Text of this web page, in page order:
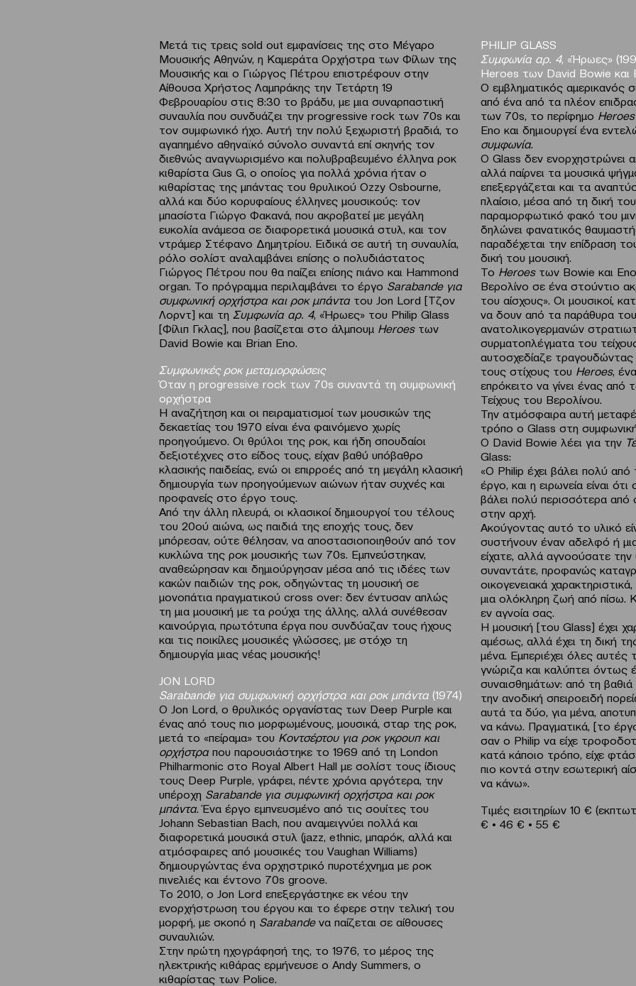
Μετά τις τρεις sold out εμφανίσεις της στο Μέγαρο
Μουσικής Αθηνών, η Καμεράτα Ορχήστρα των Φίλων της
Μουσικής και ο Γιώργος Πέτρου επιστρέφουν στην
Αίθουσα Χρήστος Λαμπράκης την Τετάρτη 19
Φεβρουαρίου στις 8:30 το βράδυ, με μια συναρπαστική
συναυλία που συνδυάζει την progressive rock των 70s και
τον συμφωνικό ήχο. Αυτή την πολύ ξεχωριστή βραδιά, το
αγαπημένο αθηναϊκό σύνολο συναντά επί σκηνής τον
διεθνώς αναγνωρισμένο και πολυβραβευμένο έλληνα ροκ
κιθαρίστα Gus G, ο οποίος για πολλά χρόνια ήταν ο
κιθαρίστας της μπάντας του θρυλικού Ozzy Osbourne,
αλλά και δύο κορυφαίους έλληνες μουσικούς: τον
μπασίστα Γιώργο Φακανά, που ακροβατεί με μεγάλη
ευκολία ανάμεσα σε διαφορετικά μουσικά στυλ, και τον
ντράμερ Στέφανο Δημητρίου. Ειδικά σε αυτή τη συναυλία,
ρόλο σολίστ αναλαμβάνει επίσης ο πολυδιάστατος
Γιώργος Πέτρου που θα παίζει επίσης πιάνο και Hammond
organ. Το πρόγραμμα περιλαμβάνει το έργο Sarabande για
συμφωνική ορχήστρα και ροκ μπάντα του Jon Lord [Τζον
Λορντ] και τη Συμφωνία αρ. 4, «Ήρωες» του Philip Glass
[Φίλιπ Γκλας], που βασίζεται στο άλμπουμ Heroesτων
David Bowie και Brian Eno.
Συμφωνικές ροκ μεταμορφώσεις
Όταν η progressive rock των 70s συναντά τη συμφωνική
ορχήστρα
Η αναζήτηση και οι πειραματισμοί των μουσικών της
δεκαετίας του 1970 είναι ένα φαινόμενο χωρίς
προηγούμενο. Οι θρύλοι της ροκ, και ήδη σπουδαίοι
δεξιοτέχνες στο είδος τους, είχαν βαθύ υπόβαθρο
κλασικής παιδείας, ενώ οι επιρροές από τη μεγάλη κλασική
δημιουργία των προηγούμενων αιώνων ήταν συχνές και
προφανείς στο έργο τους.
Από την άλλη πλευρά, οι κλασικοί δημιουργοί του τέλους
του 20ού αιώνα, ως παιδιά της εποχής τους, δεν
μπόρεσαν, ούτε θέλησαν, να αποστασιοποιηθούν από τον
κυκλώνα της ροκ μουσικής των 70s. Εμπνεύστηκαν,
αναθεώρησαν και δημιούργησαν μέσα από τις ιδέες των
κακών παιδιών της ροκ, οδηγώντας τη μουσική σε
μονοπάτια πραγματικού cross over: δεν έντυσαν απλώς
τη μια μουσική με τα ρούχα της άλλης, αλλά συνέθεσαν
καινούργια, πρωτότυπα έργα που συνδύαζαν τους ήχους
και τις ποικίλες μουσικές γλώσσες, με στόχο τη
δημιουργία μιας νέας μουσικής!
JON LORD
Sarabande για συμφωνική ορχήστρα και ροκ μπάντα (1974)
Ο Jon Lord, ο θρυλικός οργανίστας των Deep Purple και
ένας από τους πιο μορφωμένους, μουσικά, σταρ της ροκ,
μετά το «πείραμα» του Κοντσέρτου για ροκ γκρουπ και
ορχήστρα που παρουσιάστηκε το 1969 από τη London
Philharmonic στο Royal Albert Hall με σολίστ τους ίδιους
τους Deep Purple, γράφει, πέντε χρόνια αργότερα, την
υπέροχη Sarabandeγια συμφωνική ορχήστρα και ροκ
μπάντα . Ένα έργο εμπνευσμένο από τις σουίτες του
Johann Sebastian Bach, που αναμειγνύει πολλά και
διαφορετικά μουσικά στυλ (jazz, ethnic, μπαρόκ, αλλά και
ατμόσφαιρες από μουσικές του Vaughan Williams)
δημιουργώντας ένα ορχηστρικό πυροτέχνημα με ροκ
πινελιές και έντονο 70s groove.
Το 2010, ο Jon Lord επεξεργάστηκε εκ νέου την
ενορχήστρωση του έργου και το έφερε στην τελική του
μορφή, με σκοπό η Sarabandeνα παίζεται σε αίθουσες
συναυλιών.
Στην πρώτη ηχογράφησή της, το 1976, το μέρος της
ηλεκτρικής κιθάρας ερμήνευσε ο Andy Summers, ο
κιθαρίστας των Police.
PHILIP GLASS
Συμφωνία αρ. 4, «Ήρωες»
Heroes των David Bowie και
Ο εμβληματικός αμερικανός
από ένα από τα πλέον
των 70s, το περίφημο Heroes
Eno και δημιουργεί ένα
συμφωνία
Ο Glass δεν ενορχηστρώνει
αλλά παίρνει τα μουσικά
επεξεργάζεται και τα
πλαίσιο, μέσα από τη δική
παραμορφωτικό φακό του
δηλώνει φανατικός
παραδέχεται την επίδραση
δική του μουσική.
Το Heroesτων Bowie και
Βερολίνο σε ένα στούντιο
του αίσχους». Οι μουσικοί,
να δουν από τα παράθυρα
ανατολικογερμανών
συρματοπλέγματα του
αυτοσχεδίαζε
τους στίχους του Heroes,
επρόκειτο να γίνει ένας
Τείχους του Βερολίνου.
Την ατμόσφαιρα αυτή
τρόπο ο Glass στη
O David Bowie λέει για την
Glass:
«Ο Philip έχει βάλει πολύ
έργο, και η ειρωνεία είναι
βάλει πολύ περισσότερα από
στην αρχή.
Ακούγοντας αυτό το υλικό
συστήνουν έναν αδελφό ή
είχατε, αλλά αγνοούσατε
συναντάτε, προφανώς
οικογενειακά
μια ολόκληρη ζωή από πίσω.
εν αγνοία σας.
Η μουσική [του Glass] έχει
αμέσως, αλλά έχει τη δική
μένα. Εμπεριέχει όλες αυτές
γνώριζα και καλύπτει όντως
συναισθημάτων: από τη βαθιά
την ανοδική σπειροειδή
αυτά τα δύο, για μένα,
να κάνω. Πραγματικά, [το
σαν ο Philip να είχε
κατά κάποιο τρόπο, είχε
πιο κοντά στην εσωτερική
να κάνω».
Τιμές εισιτηρίων 10 €
€ • 46 € • 55 €